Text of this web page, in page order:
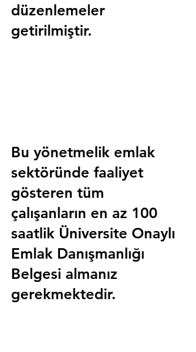
düzenlemeler
getirilmiştir.
Bu yönetmelik emlak
sektöründe faaliyet
gösteren tüm
çalışanların en az 100
saatlik Üniversite Onaylı
Emlak Danışmanlığı
Belgesi almanız
gerekmektedir.